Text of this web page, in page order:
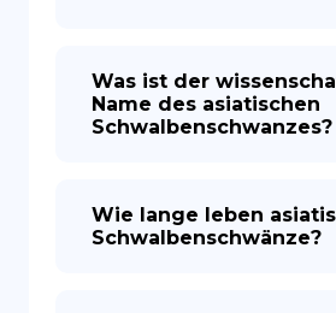
Was ist der
Name des asiatischen
Schwalbenschwanzes?
Wie lange leben
Schwalbenschwänze?